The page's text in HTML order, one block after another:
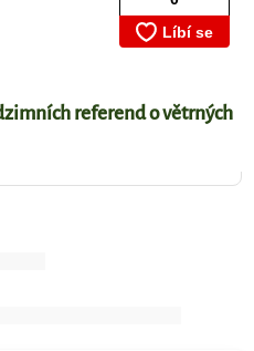
referend o větrných